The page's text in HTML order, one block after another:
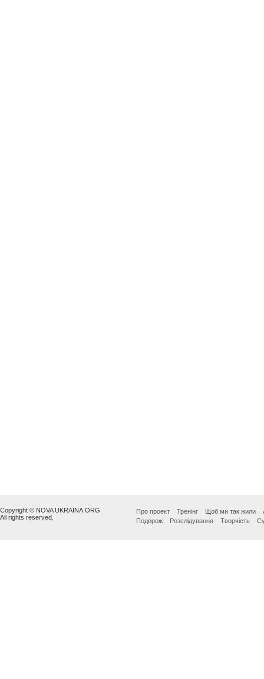
Copyright © NOVA UKRAINA.ORG
All rights reserved.
Про проект Тренінг Щоб ми так жили
Подорож
Розслідування Творчість